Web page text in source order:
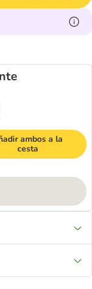
ambos a la
cesta